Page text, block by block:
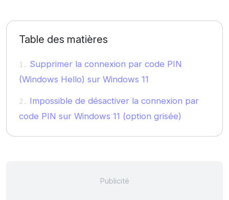
Table des matières
Supprimer la connexion par code PIN
(Windows Hello) sur Windows 11
Impossible de désactiver la connexion par
code PIN sur Windows 11 (option grisée)